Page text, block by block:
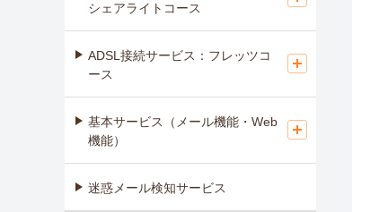
シェアライトコース
ADSL接続サービス：フレッツコ
ース
基本サービス（メール機能・Web
機能）
迷惑メール検知サービス